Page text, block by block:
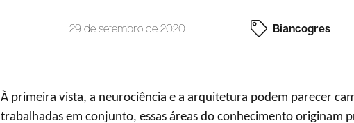
29 de setembro de 2020 Biancogres
À primeira vista, a neurociência e a arquitetura podem parecer
trabalhadas em conjunto, essas áreas do conhecimento originam